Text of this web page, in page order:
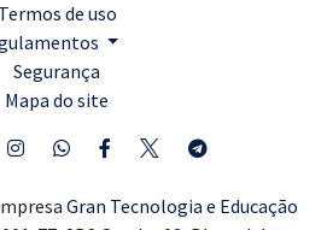
Termos de uso
Segurança
Mapa do site
Gran Tecnologia e Educação